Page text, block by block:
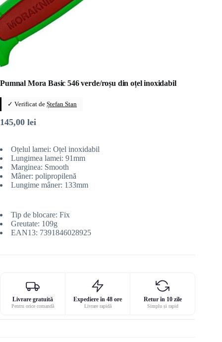
Pumnal Mora Basic 546 verde/roșu din oțel inoxidabil
✓ Verificat de Ștefan Stan
145,00 lei
Oțelul lamei: Oțel inoxidabil
Lungimea lamei: 91mm
Marginea: Smooth
Mâner: polipropilenă
Lungime mâner: 133mm
Tip de blocare: Fix
Greutate: 109g
EAN13: 7391846028925
Livrare gratuită
Pentru orice comandă
Expediere în 48 ore
Livrare rapidă
Retur în 10 zile
Simplu și rapid